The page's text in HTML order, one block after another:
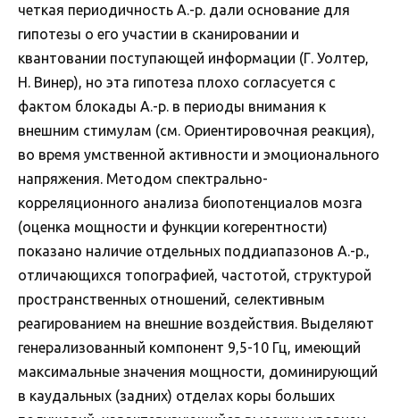
четкая периодичность А.-р. дали основание для
гипотезы о его участии в сканировании и
квантовании поступающей информации (Г. Уолтер,
Н. Винер), но эта гипотеза плохо согласуется с
фактом блокады А.-р. в периоды внимания к
внешним стимулам (см. Ориентировочная реакция),
во время умственной активности и эмоционального
напряжения. Методом спектрально-
корреляционного анализа биопотенциалов мозга
(оценка мощности и функции когерентности)
показано наличие отдельных поддиапазонов А.-р.,
отличающихся топографией, частотой, структурой
пространственных отношений, селективным
реагированием на внешние воздействия. Выделяют
генерализованный компонент 9,5-10 Гц, имеющий
максимальные значения мощности, доминирующий
в каудальных (задних) отделах коры больших